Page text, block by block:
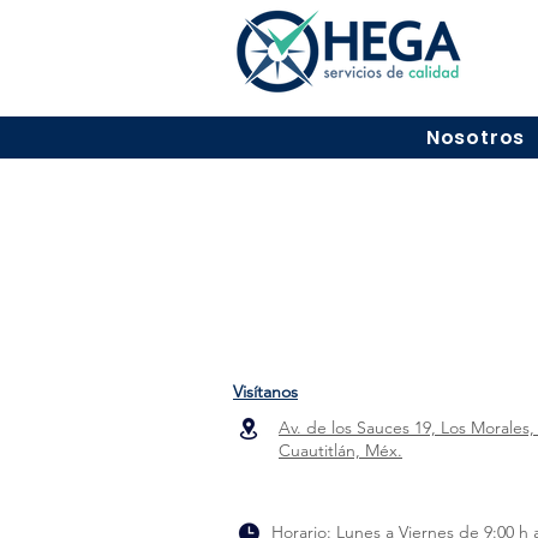
Nosotros
Visítanos
Av. de los Sauces 19, Los Morales,
Cuautitlán, Méx.
Horario: Lunes a Viernes de 9:00 h